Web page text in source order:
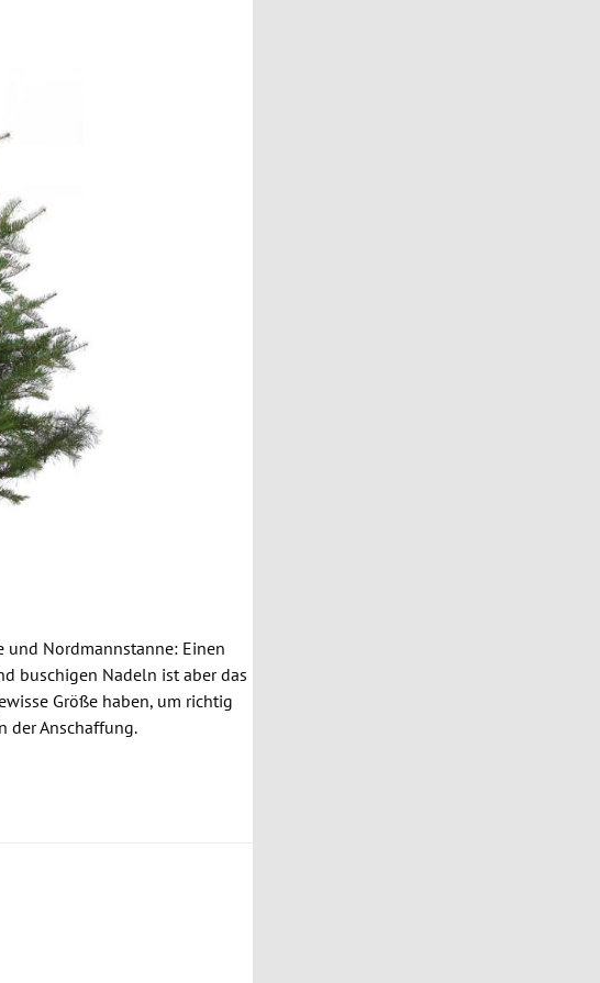
und Nordmannstanne: Einen
buschigen Nadeln ist aber das
Größe haben, um richtig
der Anschaffung.